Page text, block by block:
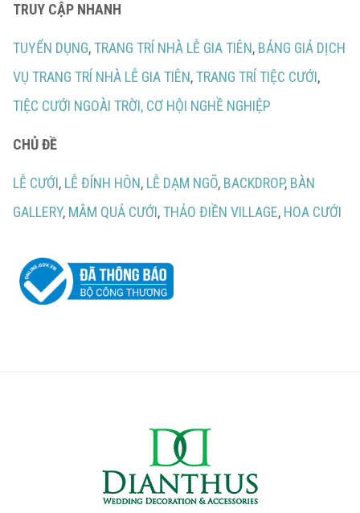
TRUY CẬP NHANH
TUYỂN DỤNG,TRANG TRÍ NHÀ LỄ GIA TIÊN, BẢNG GIÁ DỊCH
VỤ TRANG TRÍ NHÀ LỄ GIA TIÊN,TRANG TRÍ TIỆC CƯỚI,
TIỆC CƯỚI NGOÀI TRỜI, CƠ HỘI NGHỀ NGHIỆP
CHỦ ĐỀ
LỄ CƯỚI, LỄ ĐÍNH HÔN, LỄ DẠM NGÕ, BACKDROP, BÀN
GALLERY, MÂM QUẢ CƯỚI,THẢO ĐIỀN VILLAGE, HOA CƯỚI